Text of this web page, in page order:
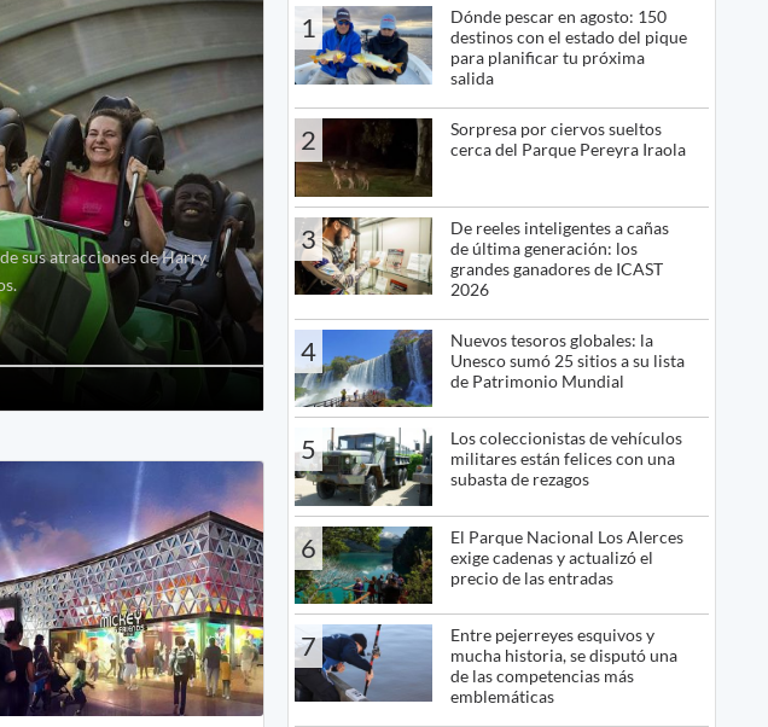
sus atracciones de Harry
1
Dónde pescar en agosto: 150
destinos con el estado del pique
para planificar tu próxima
salida
2
Sorpresa por ciervos sueltos
cerca del Parque Pereyra Iraola
3
De reeles inteligentes a cañas
de última generación: los
grandes ganadores de ICAST
2026
4
Nuevos tesoros globales: la
Unesco sumó 25 sitios a su lista
de Patrimonio Mundial
5
Los coleccionistas de vehículos
militares están felices con una
subasta de rezagos
6
El Parque Nacional Los Alerces
exige cadenas y actualizó el
precio de las entradas
7
Entre pejerreyes esquivos y
mucha historia, se disputó una
de las competencias más
emblemáticas